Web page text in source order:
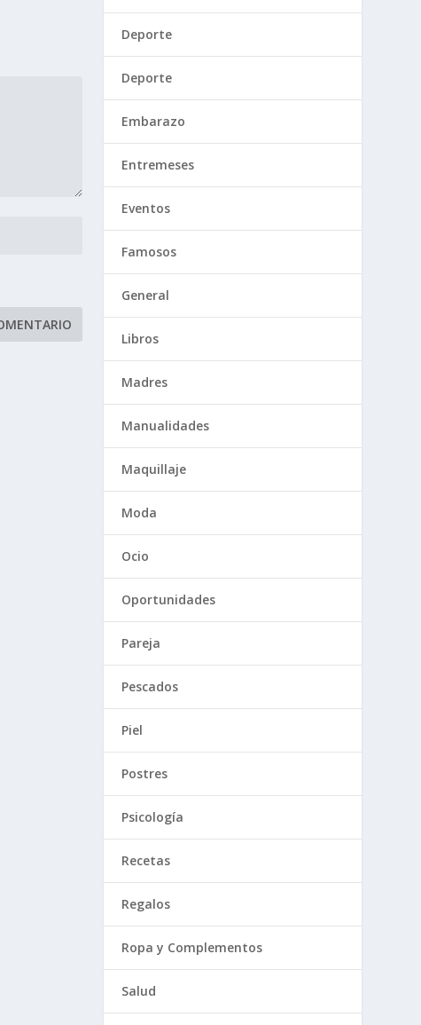
Deporte
Deporte
Embarazo
Entremeses
Eventos
Famosos
General
Libros
Madres
Manualidades
Maquillaje
Moda
Ocio
Oportunidades
Pareja
Pescados
Piel
Postres
Psicología
Recetas
Regalos
Ropa y Complementos
Salud